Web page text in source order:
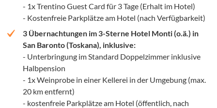
- 1x Trentino Guest Card für 3 Tage (Erhalt im Hotel)
- Kostenfreie Parkplätze am Hotel (nach Verfügbarkeit)
3 Übernachtungen im 3-Sterne Hotel Monti (o.ä.) in
San Baronto (Toskana), inklusive:
- Unterbringung im Standard Doppelzimmer inklusive
Halbpension
- 1x Weinprobe in einer Kellerei in der Umgebung (max.
20 km entfernt)
- kostenfreie Parkplätze am Hotel (öffentlich, nach